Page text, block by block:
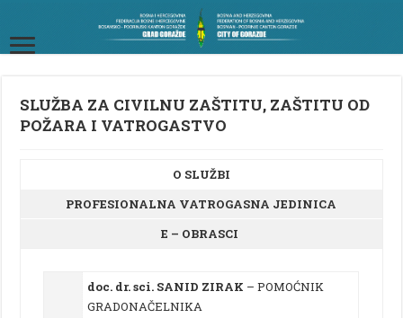
SLUŽBA ZA CIVILNU ZAŠTITU, ZAŠTITU OD
POŽARA I VATROGASTVO
O SLUŽBI
PROFESIONALNA VATROGASNA JEDINICA
E – OBRASCI
doc. dr. sci. SANID ZIRAK – POMOĆNIK
GRADONAČELNIKA